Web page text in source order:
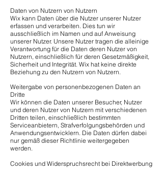
Daten von Nutzern von Nutzern
Wix kann Daten über die Nutzer unserer Nutzer
erfassen und verarbeiten. Dies tun wir
ausschließlich im Namen und auf Anweisung
unserer Nutzer. Unsere Nutzer tragen die alleinige
Verantwortung für die Daten deren Nutzer von
Nutzern, einschließlich für deren Gesetzmäßigkeit,
Sicherheit und Integrität. Wix hat keine direkte
Beziehung zu den Nutzern von Nutzern.
Weitergabe von personenbezogenen Daten an
Dritte
Wir können die Daten unserer Besucher, Nutzer
und deren Nutzer von Nutzern mit verschiedenen
Dritten teilen, einschließlich bestimmten
Serviceanbietern, Strafverfolgungsbehörden und
Anwendungsentwicklern. Die Daten dürfen dabei
nur gemäß dieser Richtlinie weitergegeben
werden.
Cookies und Widerspruchsrecht bei Direktwerbung